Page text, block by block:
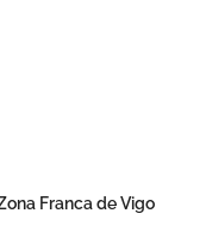
Franca de Vigo